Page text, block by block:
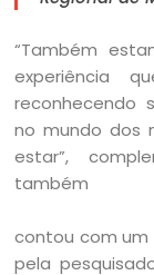
“Também
experiência
reconhecendo
no mundo dos
estar”,
também
contou com um
pela